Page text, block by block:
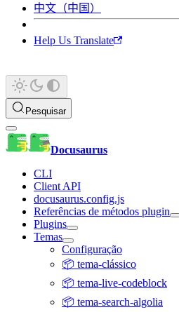
中文（中国）
Help Us Translate
Pesquisar
Docusaurus
CLI
Client API
docusaurus.config.js
Referências de métodos plugin
Plugins
Temas
Configuração
📦 tema-clássico
📦 tema-live-codeblock
📦 tema-search-algolia